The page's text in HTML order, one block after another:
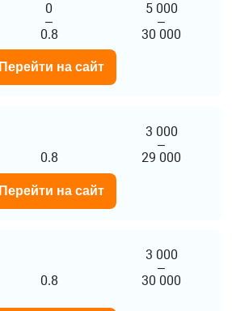
0
–
0.8
5 000
–
30 000
Перейти на сайт
0.8
3 000
–
29 000
Перейти на сайт
0.8
3 000
–
30 000